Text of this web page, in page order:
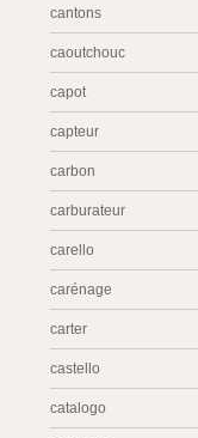
cantons
caoutchouc
capot
capteur
carbon
carburateur
carello
carénage
carter
castello
catalogo